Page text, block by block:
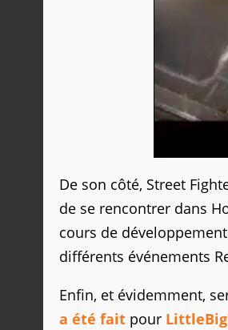
De son côté, Street
de se rencontrer dans
cours de
différents événements
Enfin, et évidemment,
a été fait pour